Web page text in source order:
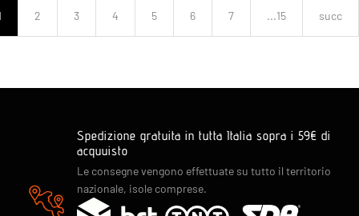
2 3 4 5 6 7 ...15 succ
Spedizione gratuita in tutta Italia sopra i 59€ di
acquuisto
Le consegne vengono effettuate su tutto il territorio
nazionale, isole comprese.